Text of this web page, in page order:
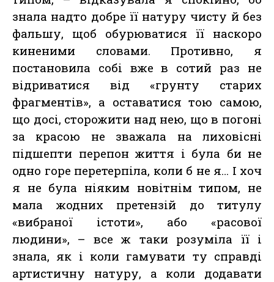
знала надто добре її натуру чисту й без
фальшу, щоб обурюватися її наскоро
киненими словами. Противно, я
постановила собі вже в сотий раз не
відриватися від «грунту старих
фрагментів», а оставатися тою самою,
що досі, сторожити над нею, що в погоні
за красою не зважала на лиховісні
підшепти перепон життя і була би не
одно горе перетерпіла, коли б не я… І хоч
я не була ніяким новітнім типом, не
мала жодних претензій до титулу
«вибраної істоти», або «расової
людини», – все ж таки розуміла її і
знала, як і коли гамувати ту справді
артистичну натуру, а коли додавати